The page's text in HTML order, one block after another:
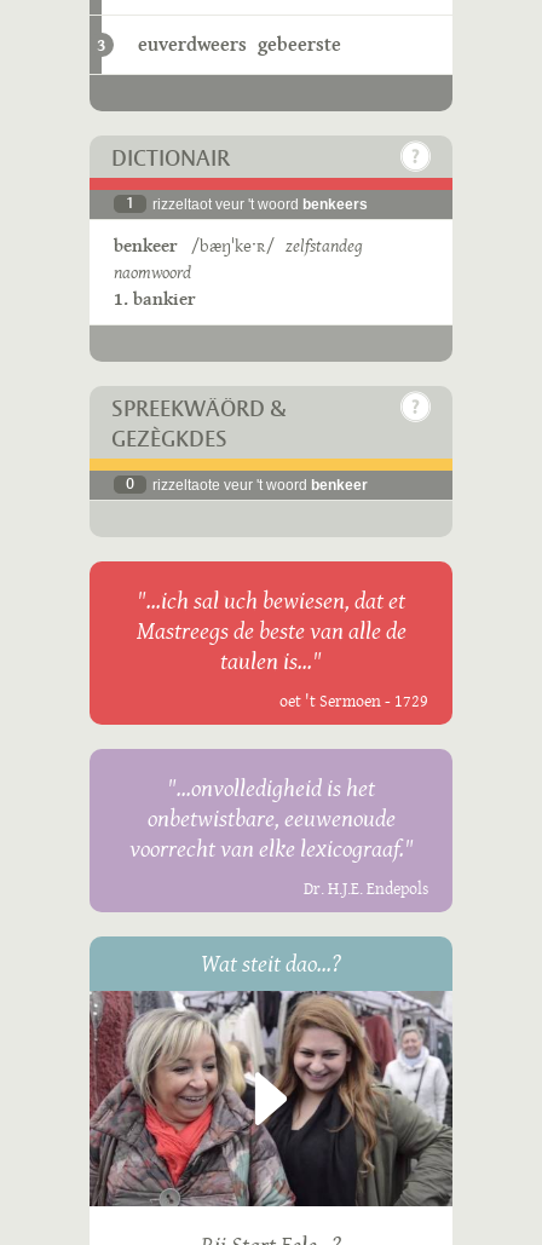
3 euverdweers gebeerste
DICTIONAIR
1 rizzeltaot veur 't woord benkeers
benkeer /bæŋˈkeˑʀ/ zelfstandeg
naomwoord
1. bankier
SPREEKWÄÖRD &
GEZÈGKDES
0 rizzeltaote veur 't woord benkeer
"...ich sal uch bewiesen, dat et
Mastreegs de beste van alle de
taulen is..."
oet 't Sermoen - 1729
"...onvolledigheid is het
onbetwistbare, eeuwenoude
voorrecht van elke lexicograaf."
Dr. H.J.E. Endepols
Wat steit dao...?